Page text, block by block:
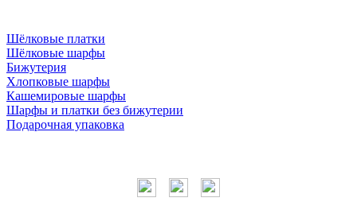
Шёлковые платки
Шёлковые шарфы
Бижутерия
Хлопковые шарфы
Кашемировые шарфы
Шарфы и платки без бижутерии
Подарочная упаковка